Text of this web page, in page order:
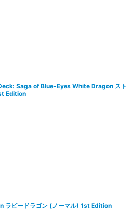
Saga of Blue-Eyes White Dragon スト
Edition
ラビードラゴン (ノーマル) 1st Edition